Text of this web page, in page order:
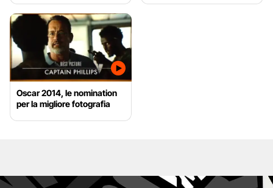
Oscar 2014, le nomination
per la migliore fotografia